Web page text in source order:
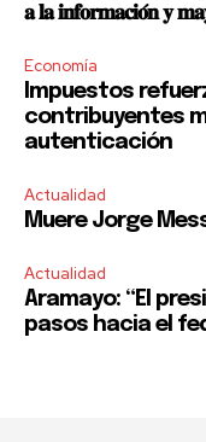
𝐚 𝐥𝐚 𝐢𝐧𝐟𝐨𝐫𝐦𝐚𝐜𝐢𝐨́𝐧 𝐲
Economía
Impuestos
contribuyentes
autenticación
Actualidad
Muere Jorge
Actualidad
Aramayo: “El
pasos hacia el